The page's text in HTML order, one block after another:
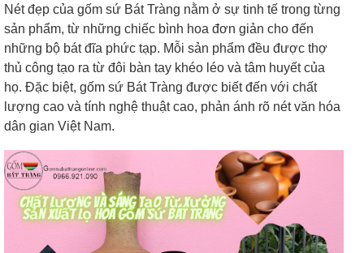
Nét đẹp của gốm sứ Bát Tràng nằm ở sự tinh tế trong từng
sản phẩm, từ những chiếc bình hoa đơn giản cho đến
những bộ bát đĩa phức tạp. Mỗi sản phẩm đều được thợ
thủ công tạo ra từ đôi bàn tay khéo léo và tâm huyết của
họ. Đặc biệt, gốm sứ Bát Tràng được biết đến với chất
lượng cao và tính nghệ thuật cao, phản ánh rõ nét văn hóa
dân gian Việt Nam.